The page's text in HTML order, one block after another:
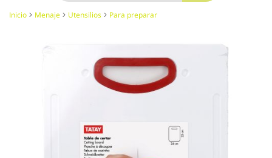
Inicio Menaje Utensilios Para preparar